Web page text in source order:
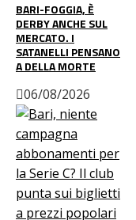
BARI-FOGGIA, È
DERBY ANCHE SUL
MERCATO. I
SATANELLI PENSANO
A DELLA MORTE
06/08/2026